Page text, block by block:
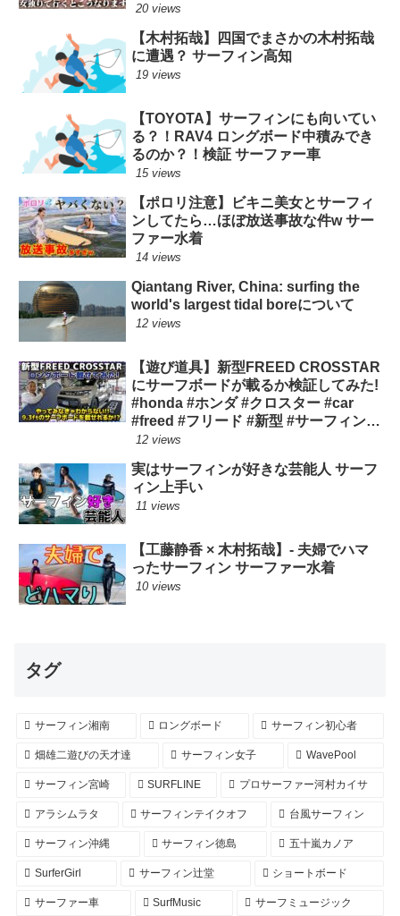
20 views
【木村拓哉】四国でまさかの木村拓哉
に遭遇？ サーフィン高知
19 views
【TOYOTA】サーフィンにも向いてい
る？！RAV4 ロングボード中積みでき
るのか？！検証 サーファー車
15 views
【ポロリ注意】ビキニ美女とサーフィ
ンしてたら…ほぼ放送事故な件w サー
ファー水着
14 views
Qiantang River, China: surfing the
world's largest tidal boreについて
12 views
【遊び道具】新型FREED CROSSTAR
にサーフボードが載るか検証してみた!
#honda #ホンダ #クロスター #car
#freed #フリード #新型 #サーフィン
ロングボード
12 views
実はサーフィンが好きな芸能人 サーフ
ィン上手い
11 views
【工藤静香 × 木村拓哉】- 夫婦でハマ
ったサーフィン サーファー水着
10 views
タグ
サーフィン湘南 ロングボード サーフィン初心者
畑雄二遊びの天才達 サーフィン女子 WavePool
サーフィン宮崎 SURFLINE プロサーファー河村カイサ
アラシムラタ サーフィンテイクオフ 台風サーフィン
サーフィン沖縄 サーフィン徳島 五十嵐カノア
SurferGirl サーフィン辻堂 ショートボード
サーファー車 SurfMusic サーフミュージック